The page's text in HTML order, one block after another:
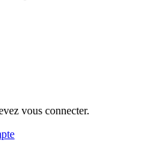
vous connecter.